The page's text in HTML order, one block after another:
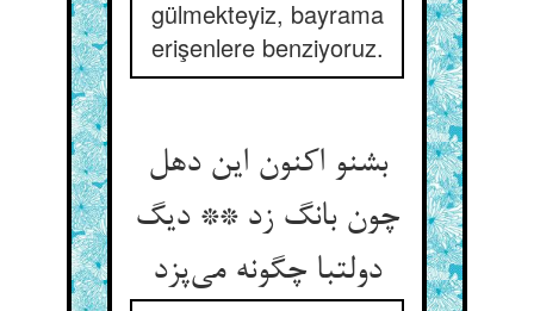
gülmekteyiz, bayrama
erişenlere benziyoruz.
بشنو اکنون این دهل
چون بانگ زد ** دیگ
دولتبا چگونه می‌پزد